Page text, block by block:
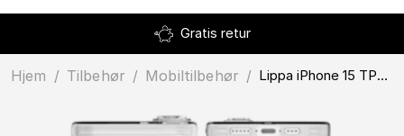
Gratis retur
Hjem / Tilbehør / mobiltilbehør / Lippa iPhone 15 TPU Cover With MagSafe